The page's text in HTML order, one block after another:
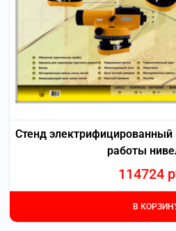
Стенд электрифицированный
работы
114724
В